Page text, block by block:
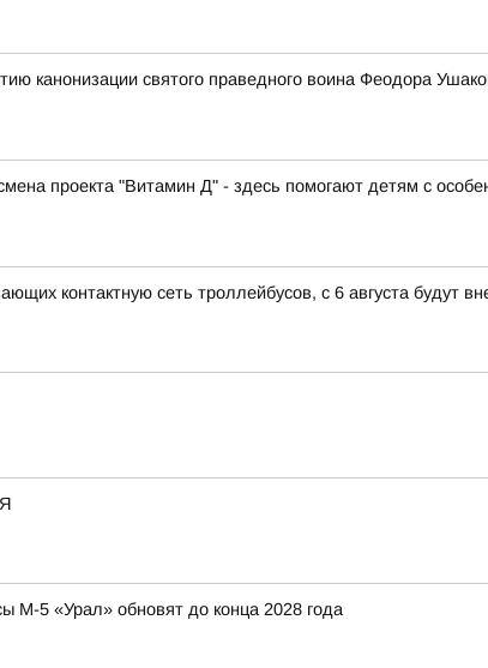
канонизации святого праведного воина Феодора
проекта "Витамин Д" - здесь помогают детям с
контактную сеть троллейбусов, с 6 августа будут
М-5 «Урал» обновят до конца 2028 года